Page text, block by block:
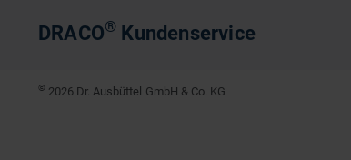
DRACO® Kundenservice
© 2026 Dr. Ausbüttel GmbH & Co. KG